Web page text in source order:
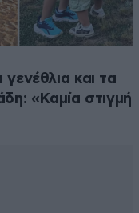
και τα
«Καμία στιγμή